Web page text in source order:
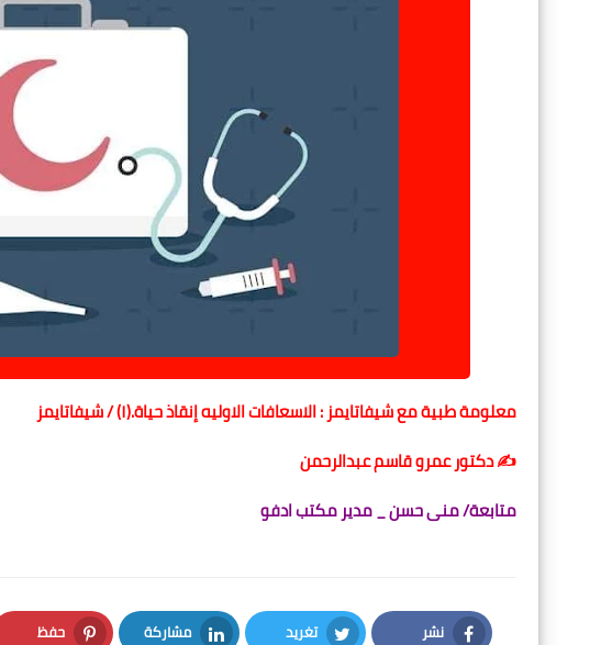
معلومة طبية مع شيفاتايمز : الاسعافات الاوليه إنقاذ حياة.(١) / شيفاتايمز
✍️ دكتور عمرو قاسم عبدالرحمن
متابعة/ منى حسن _ مدير مكتبادفو
نشر تغريد مشاركة حفظ